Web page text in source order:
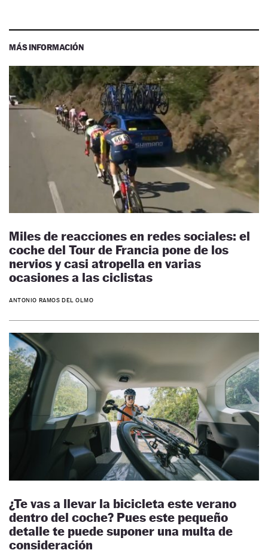
MÁS INFORMACIÓN
Miles de reacciones en redes sociales: el
coche del Tour de Francia pone de los
nervios y casi atropella en varias
ocasiones a las ciclistas
ANTONIO RAMOS DEL OLMO
¿Te vas a llevar la bicicleta este verano
dentro del coche? Pues este pequeño
detalle te puede suponer una multa de
consideración